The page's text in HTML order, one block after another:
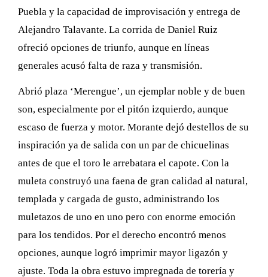
Puebla y la capacidad de improvisación y entrega de
Alejandro Talavante. La corrida de Daniel Ruiz
ofreció opciones de triunfo, aunque en líneas
generales acusó falta de raza y transmisión.
Abrió plaza ‘Merengue’, un ejemplar noble y de buen
son, especialmente por el pitón izquierdo, aunque
escaso de fuerza y motor. Morante dejó destellos de su
inspiración ya de salida con un par de chicuelinas
antes de que el toro le arrebatara el capote. Con la
muleta construyó una faena de gran calidad al natural,
templada y cargada de gusto, administrando los
muletazos de uno en uno pero con enorme emoción
para los tendidos. Por el derecho encontró menos
opciones, aunque logró imprimir mayor ligazón y
ajuste. Toda la obra estuvo impregnada de torería y